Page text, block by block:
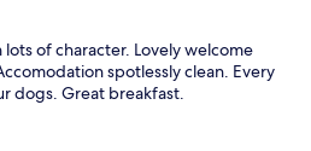
of character. Lovely welcome
spotlessly clean. Every
dogs. Great breakfast.